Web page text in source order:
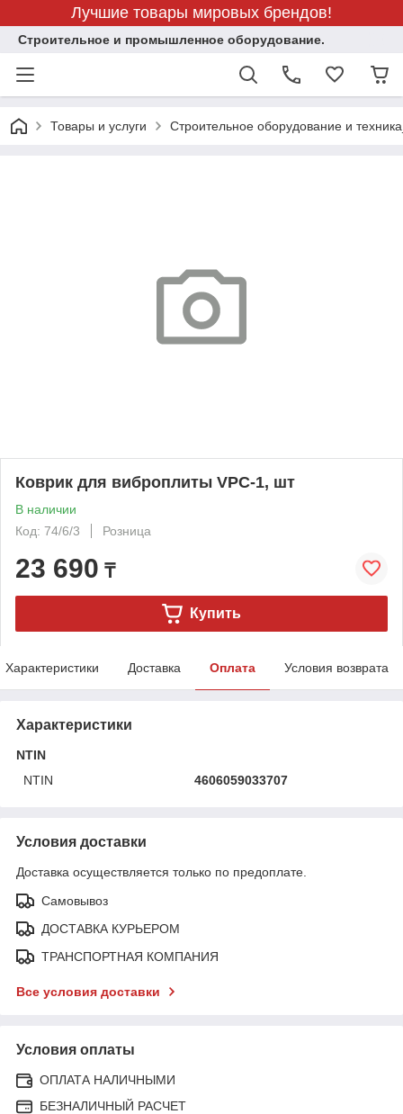
Лучшие товары мировых брендов!
Строительное и промышленное оборудование.
Товары и услуги Строительное оборудование и
Коврик для виброплиты VPC-1, шт
В наличии
Код: 74/6/3
Розница
23 690 ₸
Купить
Характеристики Доставка Оплата Условия возврата
Характеристики
NTIN
NTIN
4606059033707
Условия доставки
Доставка осуществляется только по предоплате.
Самовывоз
ДОСТАВКА КУРЬЕРОМ
ТРАНСПОРТНАЯ КОМПАНИЯ
Все условия доставки
Условия оплаты
ОПЛАТА НАЛИЧНЫМИ
БЕЗНАЛИЧНЫЙ РАСЧЕТ